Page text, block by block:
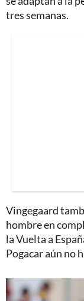
tres semanas.
Vingegaard
hombre en
la Vuelta a
Pogacar aún no